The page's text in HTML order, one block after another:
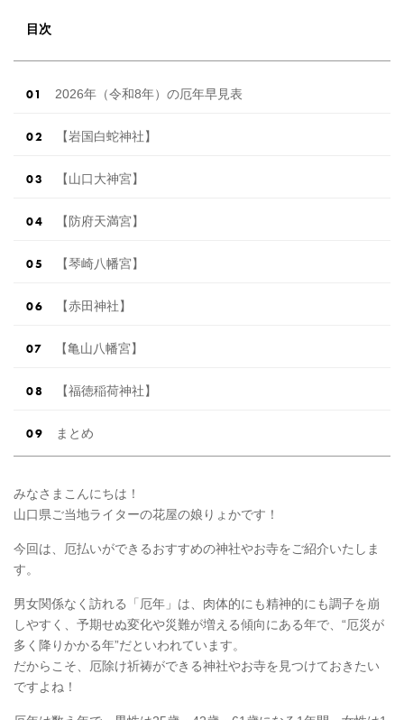
目次
2026年（令和8年）の厄年早見表
【岩国白蛇神社】
【山口大神宮】
【防府天満宮】
【琴崎八幡宮】
【赤田神社】
【亀山八幡宮】
【福徳稲荷神社】
まとめ
みなさまこんにちは！
山口県ご当地ライターの花屋の娘りょかです！
今回は、厄払いができるおすすめの神社やお寺をご紹介いたしま
す。
男女関係なく訪れる「厄年」は、肉体的にも精神的にも調子を崩
しやすく、予期せぬ変化や災難が増える傾向にある年で、“厄災が
多く降りかかる年”だといわれています。
だからこそ、厄除け祈祷ができる神社やお寺を見つけておきたい
ですよね！